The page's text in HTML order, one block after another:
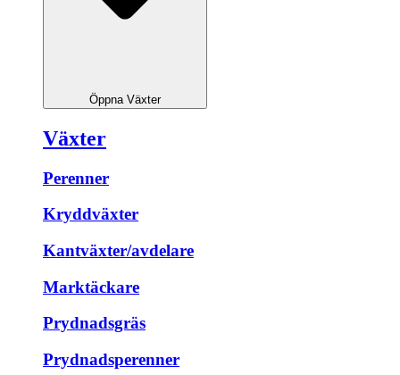
Öppna Växter
Växter
Perenner
Kryddväxter
Kantväxter/avdelare
Marktäckare
Prydnadsgräs
Prydnadsperenner